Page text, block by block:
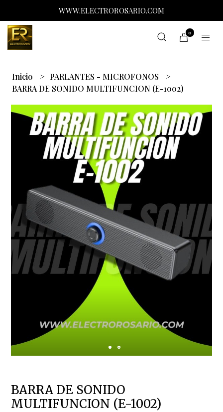
WWW.ELECTROROSARIO.COM
0
Inicio
PARLANTES - MICROFONOS
BARRA DE SONIDO MULTIFUNCION (E-1002)
BARRA DE SONIDO
MULTIFUNCION (E-1002)